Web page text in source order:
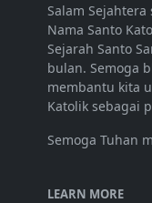
Salam
Nama Santo
Sejarah Santo
bulan. Semoga
membantu kita
Katolik sebagai
Semoga Tuhan
LEARN MORE